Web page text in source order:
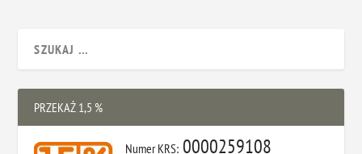
PRZEKAŻ 1,5 %
Numer KRS: 0000259108